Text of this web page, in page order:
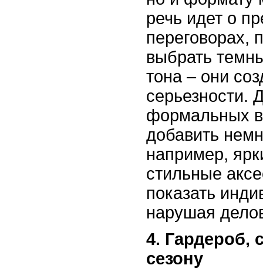
речь идет о
переговорах,
выбрать
тона – они
серьезности.
формальных
добавить
например,
стильные
показать
нарушая
4. Гардероб,
сезону